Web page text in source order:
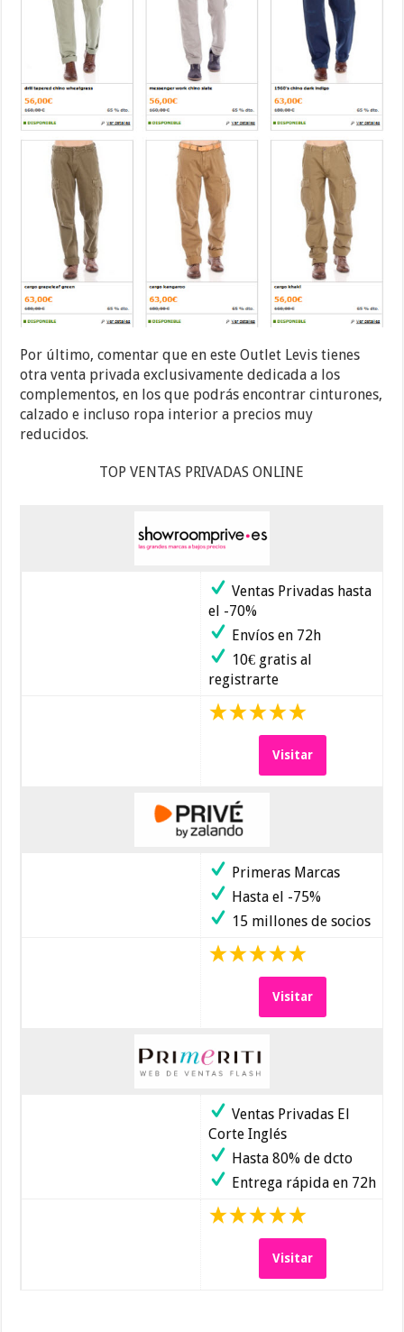
Por último, comentar que en este Outlet Levis tienes
otra venta privada exclusivamente dedicada a los
complementos, en los que podrás encontrar cinturones,
calzado e incluso ropa interior a precios muy
reducidos.
TOP VENTAS PRIVADAS ONLINE
Ventas Privadas hasta
el -70%
Envíos en 72h
10€ gratis al
registrarte
Visitar
Primeras Marcas
Hasta el -75%
15 millones de socios
Visitar
Ventas Privadas El
Corte Inglés
Hasta 80% de dcto
Entrega rápida en 72h
Visitar